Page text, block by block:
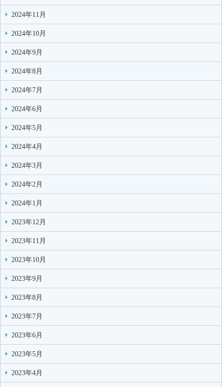
2024年11月
2024年10月
2024年9月
2024年8月
2024年7月
2024年6月
2024年5月
2024年4月
2024年3月
2024年2月
2024年1月
2023年12月
2023年11月
2023年10月
2023年9月
2023年8月
2023年7月
2023年6月
2023年5月
2023年4月